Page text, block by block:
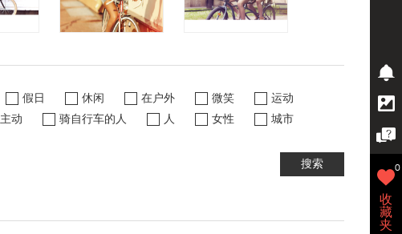
假日 休闲 在户外 微笑
运动
主动 骑自行车的人 人 女性
城市
搜索
收
藏
夹
0